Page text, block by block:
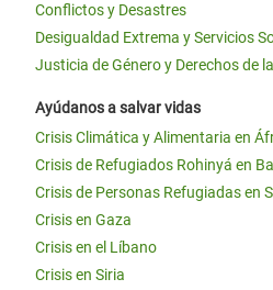
Conflictos y Desastres
Desigualdad Extrema y Servicios
Justicia de Género y Derechos de
Ayúdanos a salvar vidas
Crisis Climática y Alimentaria en
Crisis de Refugiados Rohinyá en
Crisis de Personas Refugiadas en
Crisis en Gaza
Crisis en el Líbano
Crisis en Siria